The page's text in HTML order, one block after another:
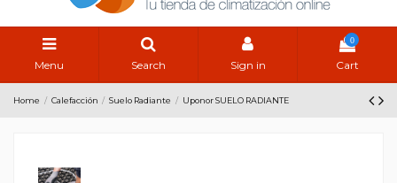
Menu Search Sign in
0
Cart
Home Calefacción Suelo Radiante Uponor SUELO RADIANTE